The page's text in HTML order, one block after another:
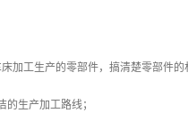
加工生产的零部件，搞清楚零部件的
生产加工路线；